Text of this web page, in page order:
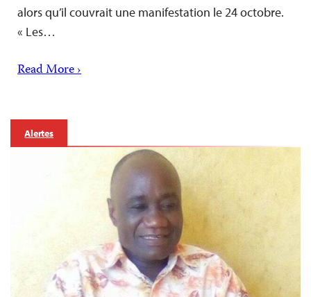
alors qu’il couvrait une manifestation le 24 octobre.
« Les…
Read More ›
Alertes